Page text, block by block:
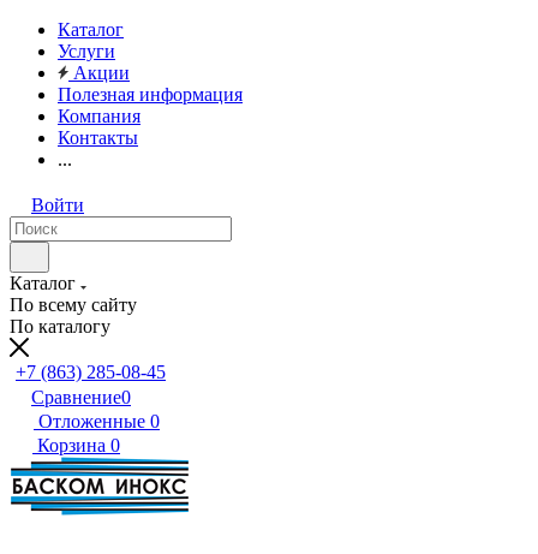
Каталог
Услуги
Акции
Полезная информация
Компания
Контакты
...
Войти
Каталог
По всему сайту
По каталогу
+7 (863) 285-08-45
Сравнение0
Отложенные 0
Корзина 0